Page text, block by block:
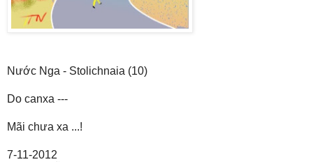
Nước Nga - Stolichnaia (10)
Do canxa ---
Mãi chưa xa ...!
7-11-2012